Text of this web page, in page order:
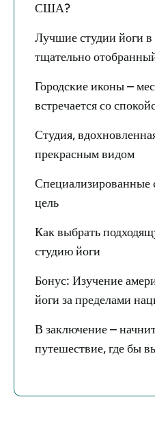
США?
Лучшие студии йоги
тщательно
Городские иконы –
встречается со
Студия,
прекрасным видом
Специализированные
цель
Как выбрать
студию йоги
Бонус: Изучение
йоги за пределами
В заключение –
путешествие, где бы